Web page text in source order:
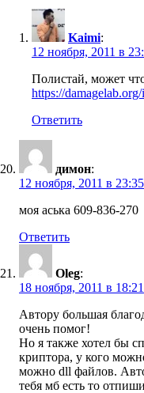
Kaimi:
12 ноября, 2011 в
Полистай, может
https://
Ответить
димон:
12 ноября, 2011 в 23:35
моя аська 609-836-270
Ответить
Oleg:
18 ноября, 2011 в 18:21
Автору большая
очень помог!
Но я также хотел бы
криптора, у кого
можно dll файлов.
тебя мб есть то